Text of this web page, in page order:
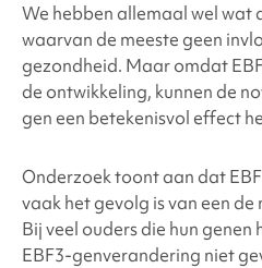
We hebben allemaal wel wat
waarvan de meeste geen
gezondheid. Maar omdat
de ontwikkeling, kunnen de
gen een betekenisvol effect
Onderzoek toont aan dat
vaak het gevolg is van een
Bij veel ouders die hun genen
EBF3-genverandering niet